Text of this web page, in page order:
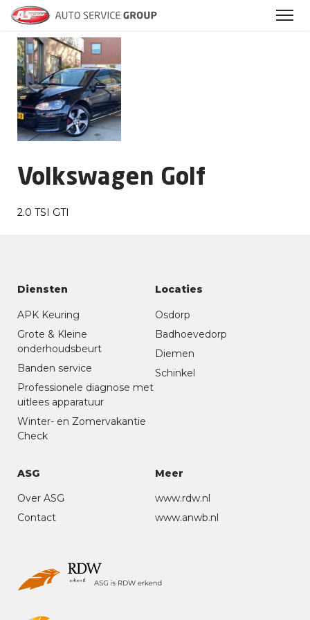
Archieven
Volkswagen Golf
2.0 TSI GTI
Diensten
APK Keuring
Grote & Kleine
onderhoudsbeurt
Banden service
Professionele diagnose met
uitlees apparatuur
Winter- en Zomervakantie
Check
Locaties
Osdorp
Badhoevedorp
Diemen
Schinkel
ASG
Over ASG
Contact
Meer
www.rdw.nl
www.anwb.nl